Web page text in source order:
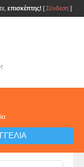
επισκέπτης! [Σύνδεση ]